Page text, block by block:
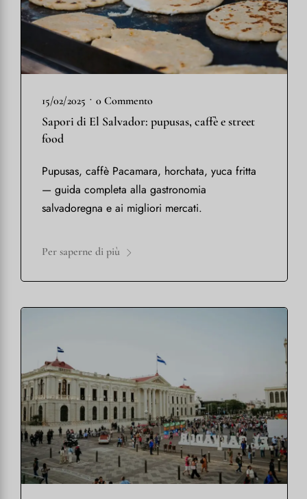
15/02/2025 • 0 Commento
Sapori di El Salvador: pupusas, caffè e street
food
Pupusas, caffè Pacamara, horchata, yuca fritta
— guida completa alla gastronomia
salvadoregna e ai migliori mercati.
Per saperne di più